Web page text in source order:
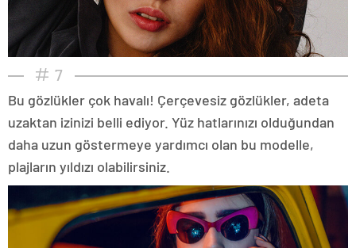
7
Bu gözlükler çok havalı! Çerçevesiz gözlükler, adeta
uzaktan izinizi belli ediyor. Yüz hatlarınızı olduğundan
daha uzun göstermeye yardımcı olan bu modelle,
plajların yıldızı olabilirsiniz.